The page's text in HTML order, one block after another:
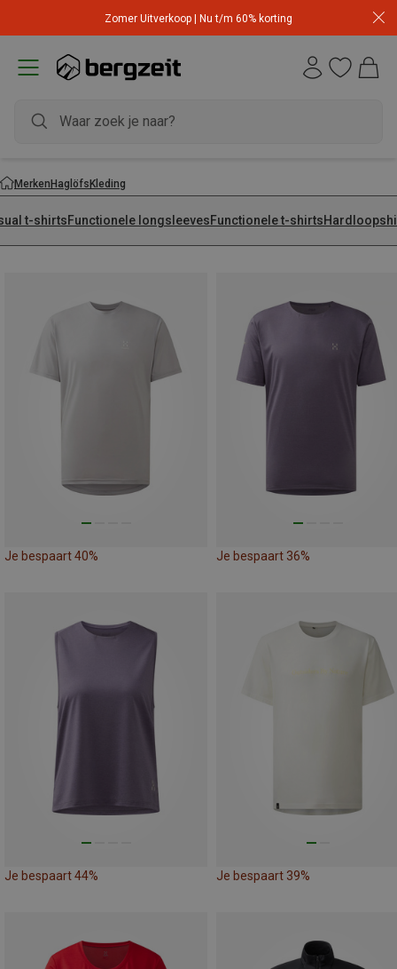
Zomer Uitverkoop | Nu t/m 60% korting
MerkenHaglöfsKleding
t-shirtsFunctionele longsleevesFunctionele t-shirts
Je bespaart 40% Je bespaart 36%
Je bespaart 44% Je bespaart 39%